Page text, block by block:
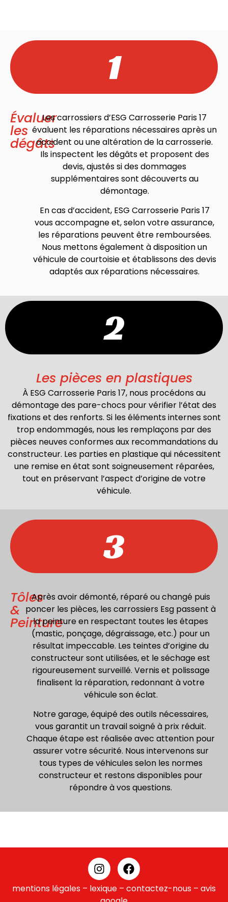
Évaluer
les
dégâts
Les carrossiers d’ESG Carrosserie Paris 17
évaluent les réparations nécessaires après un
accident ou une altération de la carrosserie.
Ils inspectent les dégâts et proposent des
devis, ajustés si des dommages
supplémentaires sont découverts au
démontage.
En cas d’accident, ESG Carrosserie Paris 17
vous accompagne et, selon votre assurance,
les réparations peuvent être remboursées.
Nous mettons également à disposition un
véhicule de courtoisie et établissons des devis
adaptés aux réparations nécessaires.
1
Les pièces en plastiques
À ESG Carrosserie Paris 17, nous procédons au
démontage des pare-chocs pour vérifier l’état des
fixations et des renforts. Si les éléments internes sont
trop endommagés, nous les remplaçons par des
pièces neuves conformes aux recommandations du
constructeur. Les parties en plastique qui nécessitent
une remise en état sont soigneusement réparées,
tout en préservant l’aspect d’origine de votre
véhicule.
2
Tôles
&
Peinture
Après avoir démonté, réparé ou changé puis
poncer les pièces, les carrossiers Esg passent à
la peinture en respectant toutes les étapes
(mastic, ponçage, dégraissage, etc.) pour un
résultat impeccable. Les teintes d’origine du
constructeur sont utilisées, et le séchage est
rigoureusement surveillé. Vernis et polissage
finalisent la réparation, redonnant à votre
véhicule son éclat.
Notre garage, équipé des outils nécessaires,
vous garantit un travail soigné à prix réduit.
Chaque étape est réalisée avec attention pour
assurer votre sécurité. Nous intervenons sur
tous types de véhicules selon les normes
constructeur et restons disponibles pour
répondre à vos questions.
3
mentions légales – lexique – contactez-nous – avis